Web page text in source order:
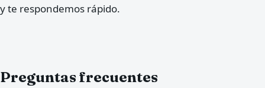
y te respondemos rápido.
Preguntas frecuentes